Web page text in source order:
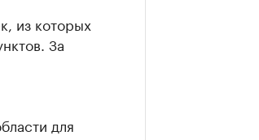
из которых
За
для